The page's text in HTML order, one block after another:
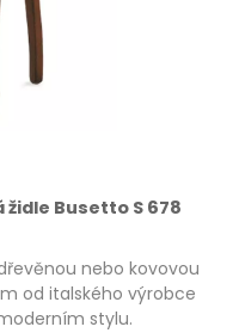
Busetto S 678
nebo kovovou
od italského výrobce
stylu.